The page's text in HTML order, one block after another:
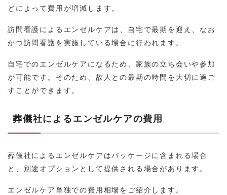
どによって費用が増減します。
訪問看護によるエンゼルケアは、自宅で最期を迎え、なお
かつ訪問看護を実施している場合に行われます。
自宅でのエンゼルケアになるため、家族の立ち会いや参加
が可能です。そのため、故人との最期の時間を大切に過ご
すことができます。
葬儀社によるエンゼルケアの費用
葬儀社によるエンゼルケアはパッケージに含まれる場合
と、別途オプションとして提供される場合があります。
エンゼルケア単独での費用相場をご紹介します。